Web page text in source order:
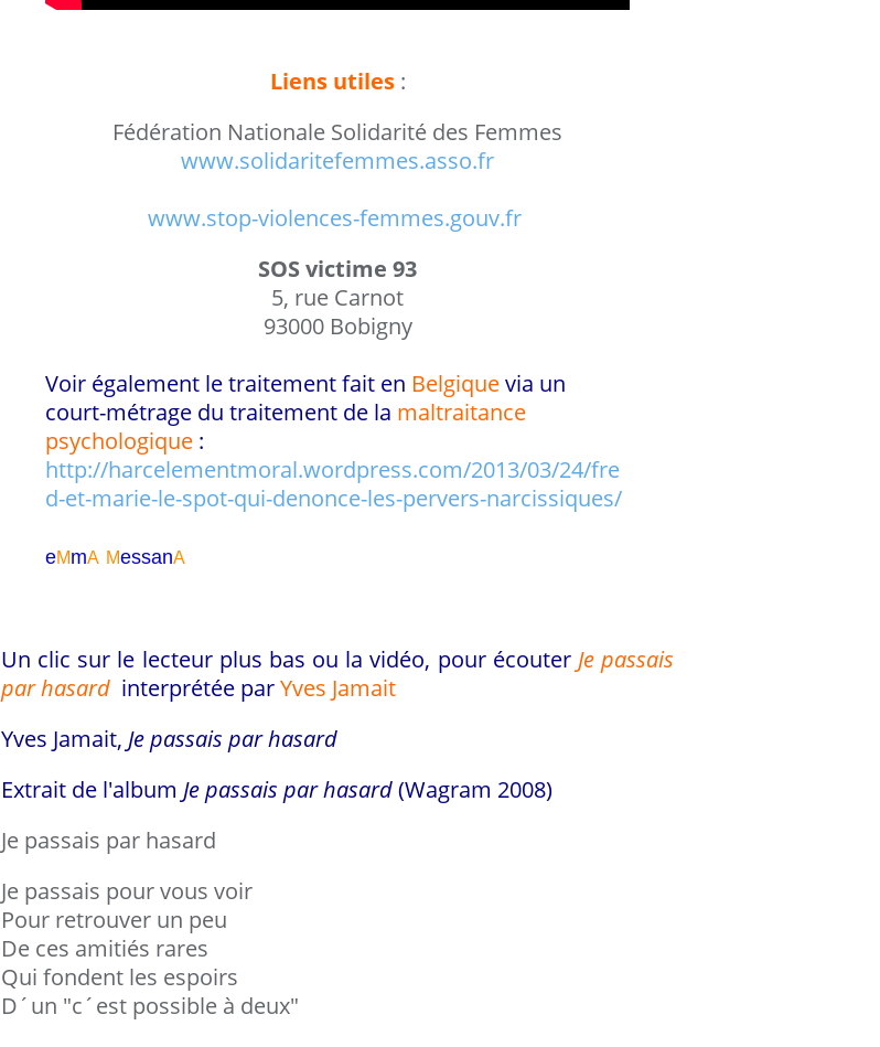
Liens utiles:
Fédération Nationale Solidarité des Femmes
www.solidaritefemmes.asso.fr
www.stop-violences-femmes.gouv.fr
SOS victime 93
5, rue Carnot
93000 Bobigny
Voir également le traitement fait en Belgiquevia un
court-métrage du traitement de la maltraitance
psychologique :
http://harcelementmoral.wordpress.com/2013/03/24/fre
d-et-marie-le-spot-qui-denonce-les-pervers-narcissiques/
eMmA MessanA
Un clic sur le lecteur plus bas ou la vidéo, pour écouter Je passais
par hasard interprétée parYves Jamait
Yves Jamait, Je passais par hasard
Extrait de l'album Je passais par hasard(Wagram 2008)
Je passais par hasard
Je passais pour vous voir
Pour retrouver un peu
De ces amitiés rares
Qui fondent les espoirs
D´un "c´est possible à deux"